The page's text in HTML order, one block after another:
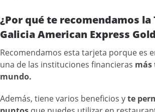
¿Por qué te recomendamos la
Galicia American Express
Recomendamos esta tarjeta porque es
una de las instituciones financieras más
mundo.
Además, tiene varios beneficios yte